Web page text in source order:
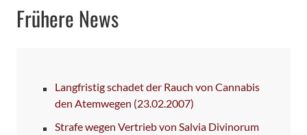
Frühere News
Langfristig schadet der Rauch von Cannabis
den Atemwegen (23.02.2007)
Strafe wegen Vertrieb von Salvia Divinorum